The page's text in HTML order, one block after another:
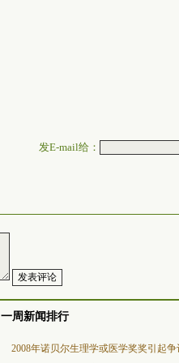
发E-mail给：
一周新闻排行
2008年诺贝尔生理学或医学奖奖引起争